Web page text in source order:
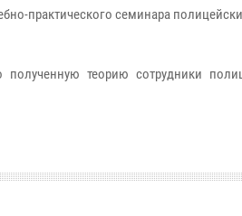
практического семинара
полученную теорию сотрудники